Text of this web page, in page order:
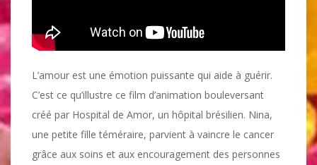
L’amour est une émotion puissante qui aide à guérir.
C’est ce qu’illustre ce film d’animation bouleversant
créé par Hospital de Amor, un hôpital brésilien. Nina,
une petite fille téméraire, parvient à vaincre le cancer
grâce aux soins et aux encouragement des personnes